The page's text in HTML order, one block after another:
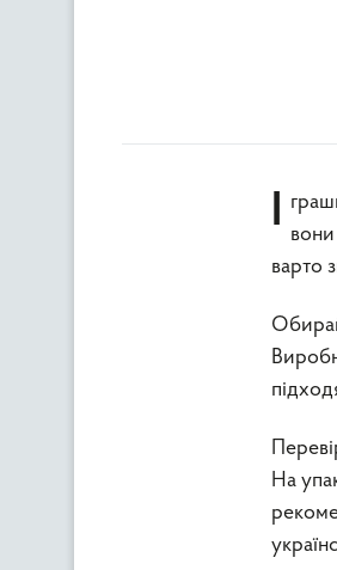
Іграшки допомагають дитині пізнавати світ, розвивати уяву та навички. Проте перш за все
варто
На